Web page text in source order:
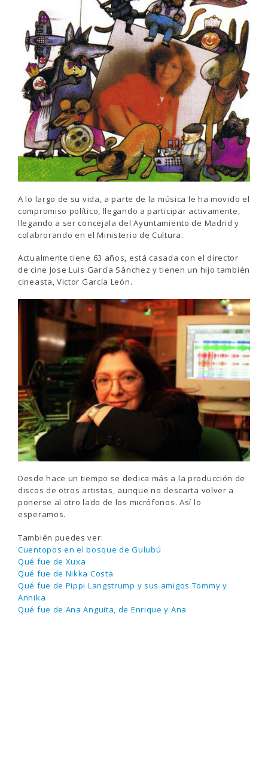
A lo largo de su vida, a parte de la música le ha movido el
compromiso político, llegando a participar activamente,
llegando a ser concejala del Ayuntamiento de Madrid y
colabrorando en el Ministerio de Cultura.
Actualmente tiene 63 años, está casada con el director
de cine Jose Luis García Sánchez y tienen un hijo también
cineasta, Victor García León.
Desde hace un tiempo se dedica más a la producción de
discos de otros artistas, aunque no descarta volver a
ponerse al otro lado de los micrófonos. Así lo
esperamos.
También puedes ver:
Cuentopos en el bosque de Gulubú
Qué fue de Xuxa
Qué fue de Nikka Costa
Qué fue de Pippi Langstrump y sus amigos Tommy y
Annika
Qué fue de Ana Anguita, de Enrique y Ana